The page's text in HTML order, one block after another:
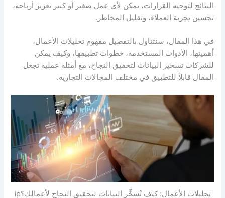
النتائج لتوجيه القرارات، يمكن لأي عمل صغير أو كبير تعزيز أرباحه،
تحسين تجربة العملاء، وتقليل المخاطر.
في هذا المقال، سنتناول بالتفصيل مفهوم تحليلات الأعمال،
أهميتها، الأدوات المستخدمة، خطوات تطبيقها، وكيف يمكن
للشركات تسخير البيانات لتحقيق النجاح، مع أمثلة عملية تجعل
المقال قابلاً للتطبيق في مختلف المجالات التجارية.
تحليلات الأعمال: كيف تُسخِّر البيانات لتحقيق النجاح لأعمالك؟ip